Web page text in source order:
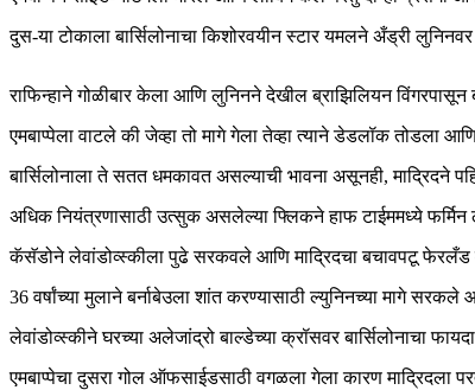
दुस-या टोकाला बार्सिलोनाचा किशोरवयीन स्टार यमलने अँड्री
राफिन्हाने गोळीबार केला आणि लुनिनने देखील ब्राझिलियन
एमबाप्पेला वाटले की जेव्हा तो मागे गेला तेव्हा त्याने डेडलॉक तोडला
बार्सिलोनाला ते सतत धमकावत असल्याची भावना असूनही, माद्रिदने
अधिक नियंत्रणासाठी उत्सुक असलेल्या फ्लिकने हाफ टाईममध्ये
कॅसॅडोने लेवांडोव्स्कीला पुढे सरकवले आणि माद्रिदचा बचावपटू फेरलँड
36 वर्षांच्या मुलाने बर्नाबेउला शांत करण्यासाठी ल्युनिनच्या मागे सरकले
लेवांडोव्स्कीने घरच्या अलेजांद्रो बाल्डेच्या क्रॉसवर बार्सिलोनाचा
एमबाप्पेचा दुसरा गोल ऑफसाईडसाठी वगळला गेला कारण माद्रिदला